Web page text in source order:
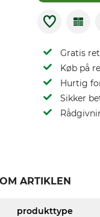
Gratis
Køb på
Hurtig
Sikker
ARTIKLEN
produkttype